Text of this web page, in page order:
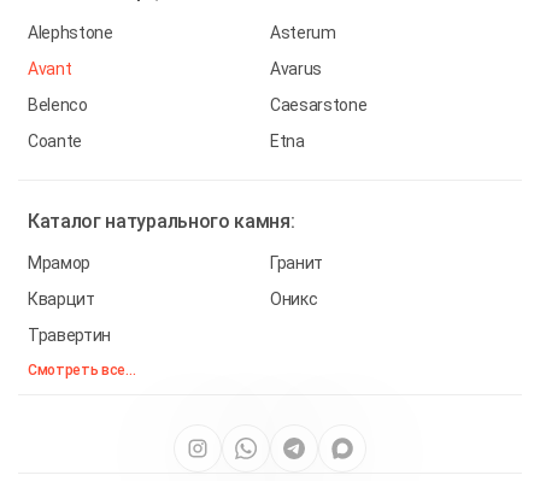
Alephstone
Asterum
Avant
Avarus
Belenco
Caesarstone
Coante
Etna
Каталог натурального камня:
Мрамор
Гранит
Кварцит
Оникс
Травертин
Смотреть все...